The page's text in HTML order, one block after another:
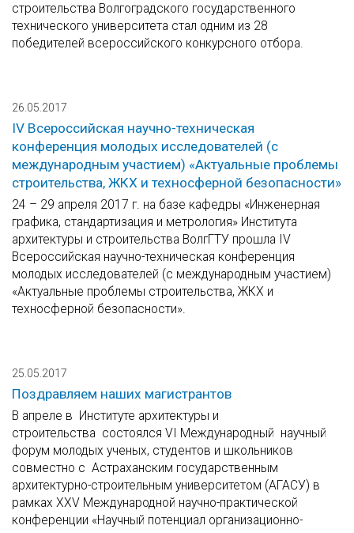
строительства Волгоградского государственного
технического университета стал одним из 28
победителей всероссийского конкурсного отбора.
26.05.2017
IV Всероссийская научно-техническая
конференция молодых исследователей (с
международным участием) «Актуальные проблемы
строительства, ЖКХ и техносферной безопасности»
24 – 29 апреля 2017 г. на базе кафедры «Инженерная
графика, стандартизация и метрология» Института
архитектуры и строительства ВолгГТУ прошла IV
Всероссийская научно-техническая конференция
молодых исследователей (с международным участием)
«Актуальные проблемы строительства, ЖКХ и
техносферной безопасности».
25.05.2017
Поздравляем наших магистрантов
В апреле в Институте архитектуры и
строительства состоялся VI Международный научный
форум молодых ученых, студентов и школьников
совместно с Астраханским государственным
архитектурно-строительным университетом (АГАСУ) в
рамках XXV Международной научно-практической
конференции «Научный потенциал организационно-